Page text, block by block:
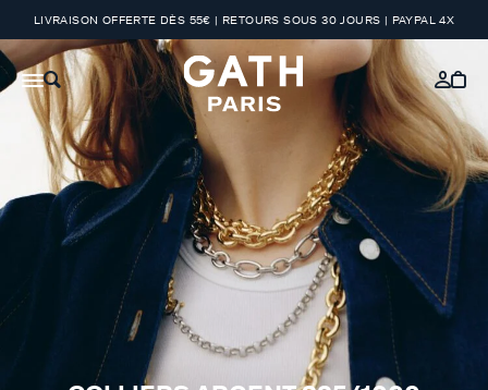
LIVRAISON OFFERTE DÈS 55€ | RETOURS SOUS 30 JOURS | PAYPAL 4X